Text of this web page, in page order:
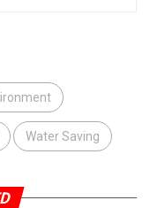
Water Saving